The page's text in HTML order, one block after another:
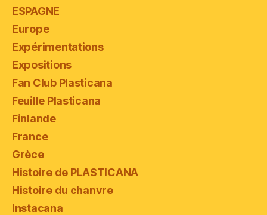
ESPAGNE
Europe
Expérimentations
Expositions
Fan Club Plasticana
Feuille Plasticana
Finlande
France
Grèce
Histoire de PLASTICANA
Histoire du chanvre
Instacana